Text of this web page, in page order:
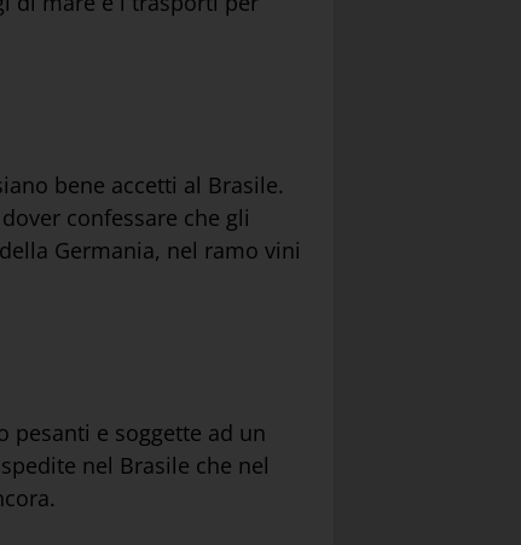
bene accetti al Brasile.
confessare che gli
Germania, nel ramo vini
pesanti e soggette ad un
nel Brasile che nel